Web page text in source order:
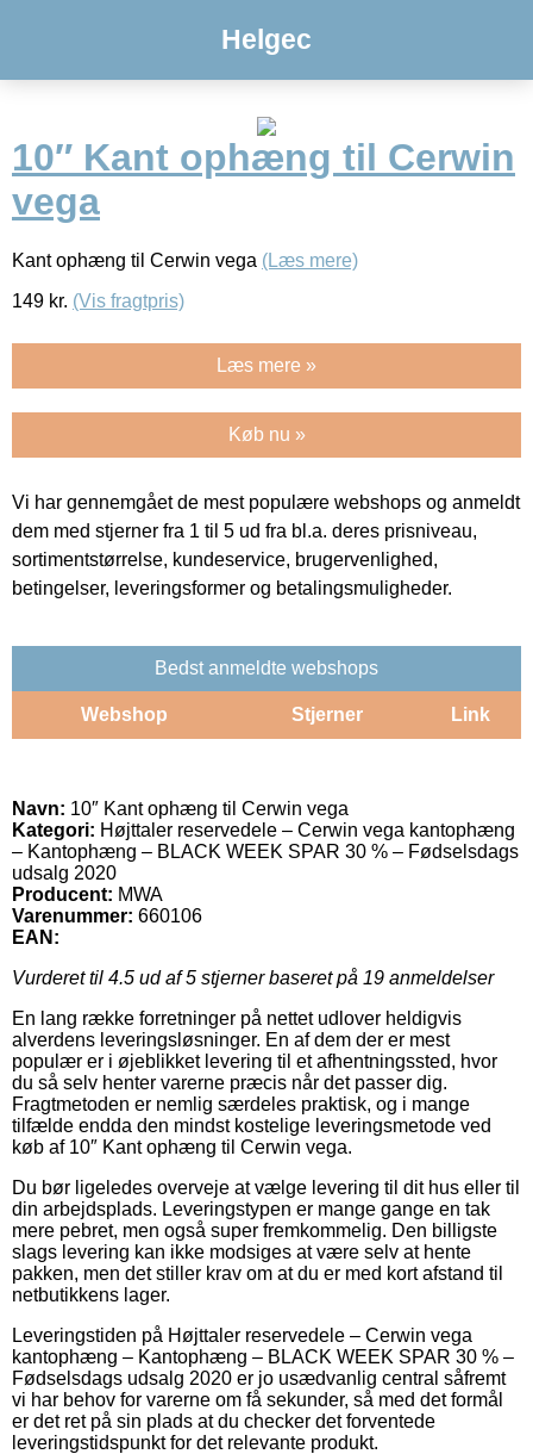
Helgec
10″ Kant ophæng til Cerwin
vega
Kant ophæng til Cerwin vega (Læs mere)
149 kr. (Vis fragtpris)
Læs mere »
Køb nu »
Vi har gennemgået de mest populære webshops og anmeldt
dem med stjerner fra 1 til 5 ud fra bl.a. deres prisniveau,
sortimentstørrelse, kundeservice, brugervenlighed,
betingelser, leveringsformer og betalingsmuligheder.
Bedst anmeldte webshops
Webshop Stjerner Link
Navn: 10″ Kant ophæng til Cerwin vega
Kategori: Højttaler reservedele – Cerwin vega kantophæng
– Kantophæng – BLACK WEEK SPAR 30 % – Fødselsdags
udsalg 2020
Producent: MWA
Varenummer: 660106
EAN:
Vurderet til 4.5 ud af 5 stjerner baseret på 19 anmeldelser
En lang række forretninger på nettet udlover heldigvis
alverdens leveringsløsninger. En af dem der er mest
populær er i øjeblikket levering til et afhentningssted, hvor
du så selv henter varerne præcis når det passer dig.
Fragtmetoden er nemlig særdeles praktisk, og i mange
tilfælde endda den mindst kostelige leveringsmetode ved
køb af 10″ Kant ophæng til Cerwin vega.
Du bør ligeledes overveje at vælge levering til dit hus eller til
din arbejdsplads. Leveringstypen er mange gange en tak
mere pebret, men også super fremkommelig. Den billigste
slags levering kan ikke modsiges at være selv at hente
pakken, men det stiller krav om at du er med kort afstand til
netbutikkens lager.
Leveringstiden på Højttaler reservedele – Cerwin vega
kantophæng – Kantophæng – BLACK WEEK SPAR 30 % –
Fødselsdags udsalg 2020 er jo usædvanlig central såfremt
vi har behov for varerne om få sekunder, så med det formål
er det ret på sin plads at du checker det forventede
leveringstidspunkt for det relevante produkt.